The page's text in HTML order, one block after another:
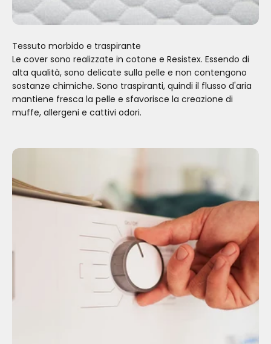
Tessuto morbido e traspirante
Le cover sono realizzate in cotone e Resistex. Essendo di
alta qualità, sono delicate sulla pelle e non contengono
sostanze chimiche. Sono traspiranti, quindi il flusso d'aria
mantiene fresca la pelle e sfavorisce la creazione di
muffe, allergeni e cattivi odori.